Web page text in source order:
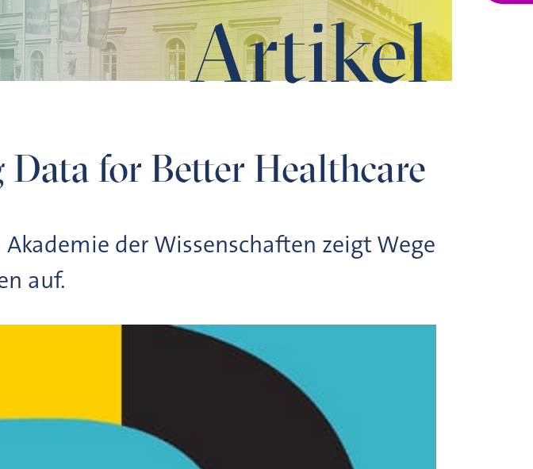
Artikel
for Better Healthcare
der Wissenschaften zeigt Wege
auf.